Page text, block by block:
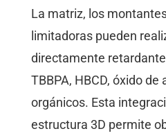
La matriz, los
limitadoras pueden
directamente
TBBPA, HBCD, óxido
orgánicos. Esta
estructura 3D permite